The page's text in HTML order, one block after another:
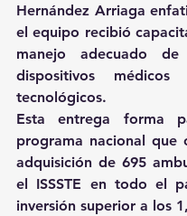
Hernández Arriaga
el equipo recibió
manejo adecuado
dispositivos
tecnológicos.
Esta entrega forma
programa nacional que
adquisición de 695
el ISSSTE en todo el
inversión superior a los